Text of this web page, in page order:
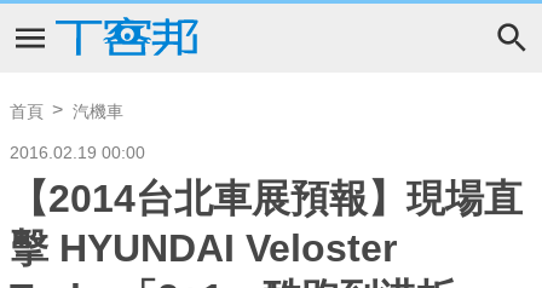
首頁 汽機車
2016.02.19 00:00
【2014台北車展預報】現場直
擊 HYUNDAI Veloster